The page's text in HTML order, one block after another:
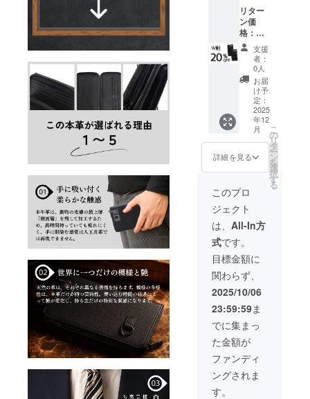
頂いた
上でご
支援頂
けます
様お願
い致し
ます。
【配送
時期】
商品到
着は
2025年
12月を
想定し
※製造状
り出荷
時期が
遅れる
場合が
ござい
ます。
※商品代
を安く
に工数
削減を
してお
り出荷
連絡は
致しま
せん。
産効率
が向上
した場
合、正
規販売
価格が
販売予
定価格
より下
がる可
能性も
ござい
ます。
類似商
可能性
があり
ます。
ご了承
頂いた
上でご
支援頂
けます
様お願
い致し
ます。
【配送
時期】
商品到
着は
2025年
12月を
想定し
リター
ン価
格：
31,300
円 （販
売予定
価格：
39,140
円） ※
リター
ンはす
べて
税・送
料込み
の金額
になり
ます。
※皆様の
支援に
より量
産効率
が向上
した場
合、正
規販売
価格が
販売予
定価格
より下
がる可
能性も
ござい
ます。
類似商
支援
者：
0人
お届
け予
定：
2025
年12
月
詳細を見る
こ
の
リ
タ
ー
ン
を
選
択
す
る
このプロ
ジェクト
は、 All-In方
式です。
目標金額に
関わらず、
2025/10/06
23:59:59ま
でに集まっ
た金額が
ファンディ
ングされま
す。